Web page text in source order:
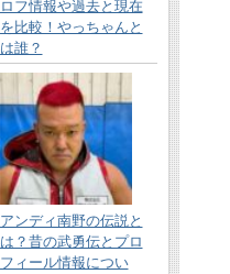
ロフ情報や過去と現在
を比較！やっちゃんと
は誰？
アンディ南野の伝説と
は？昔の武勇伝とプロ
フィール情報につい